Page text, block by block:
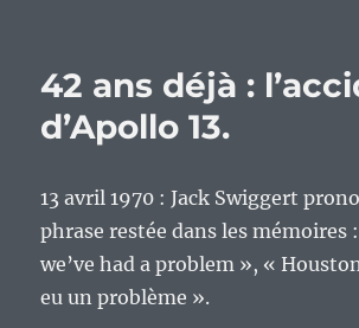
ma
collection
musicale.
42 ans déjà :
d’Apollo 13.
13 avril 1970 : Jack Swiggert
phrase restée dans les mémoires
we’ve had a problem », «
eu un problème ».